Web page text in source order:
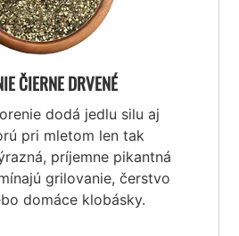
ČIERNE DRVENÉ
dodá jedlu silu aj
pri mletom len tak
príjemne pikantná
grilovanie, čerstvo
domáce klobásky.